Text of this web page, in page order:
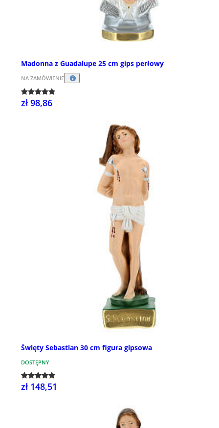
Madonna z Guadalupe 25 cm gips perłowy
NA ZAMÓWIENIE
zł 98,86
Święty Sebastian 30 cm figura gipsowa
DOSTĘPNY
zł 148,51